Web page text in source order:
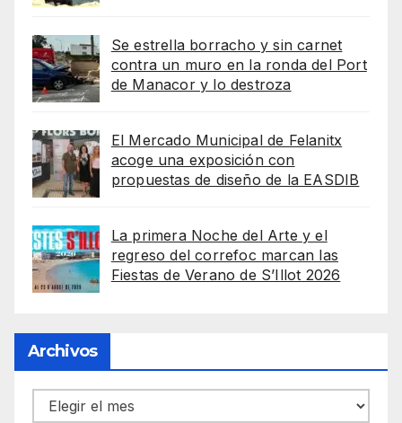
Se estrella borracho y sin carnet
contra un muro en la ronda del Port
de Manacor y lo destroza
El Mercado Municipal de Felanitx
acoge una exposición con
propuestas de diseño de la EASDIB
La primera Noche del Arte y el
regreso del correfoc marcan las
Fiestas de Verano de S’Illot 2026
Archivos
Archivos